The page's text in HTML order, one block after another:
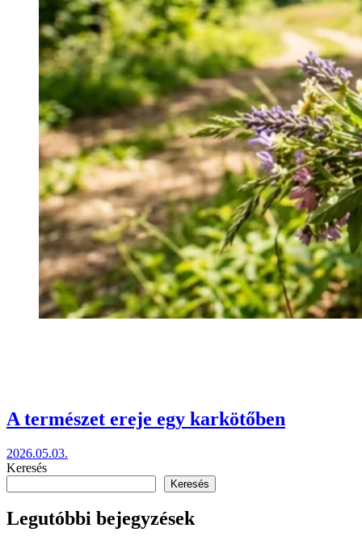
A természet ereje egy karkötőben
2026.05.03.
Keresés
Keresés
Legutóbbi bejegyzések